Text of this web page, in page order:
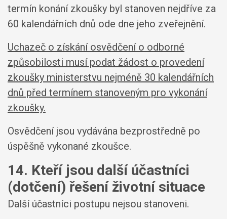
termín konání zkoušky byl stanoven nejdříve za
60 kalendářních dnů ode dne jeho zveřejnění.
Uchazeč o získání osvědčení o odborné
způsobilosti musí podat žádost o provedení
zkoušky ministerstvu nejméně 30 kalendářních
dnů před termínem stanoveným pro vykonání
zkoušky.
Osvědčení jsou vydávána bezprostředně po
úspěšně vykonané zkoušce.
14. Kteří jsou další účastníci
(dotčení) řešení životní situace
Další účastníci postupu nejsou stanoveni.